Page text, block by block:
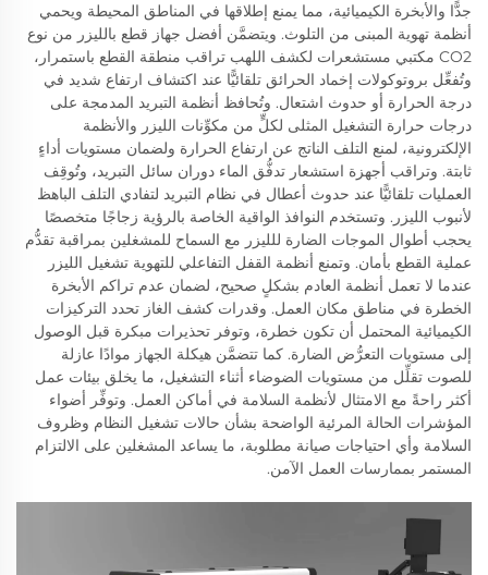
جدًّا والأبخرة الكيميائية، مما يمنع إطلاقها في المناطق المحيطة ويحمي
أنظمة تهوية المبنى من التلوث. ويتضمَّن أفضل جهاز قطع بالليزر من نوع
CO2 مكتبي مستشعرات لكشف اللهب تراقب منطقة القطع باستمرار،
وتُفعِّل بروتوكولات إخماد الحرائق تلقائيًّا عند اكتشاف ارتفاع شديد في
درجة الحرارة أو حدوث اشتعال. وتُحافظ أنظمة التبريد المدمجة على
درجات حرارة التشغيل المثلى لكلٍّ من مكوِّنات الليزر والأنظمة
الإلكترونية، لمنع التلف الناتج عن ارتفاع الحرارة ولضمان مستويات أداءٍ
ثابتة. وتراقب أجهزة استشعار تدفُّق الماء دوران سائل التبريد، وتُوقِف
العمليات تلقائيًّا عند حدوث أعطال في نظام التبريد لتفادي التلف الباهظ
لأنبوب الليزر. وتستخدم النوافذ الواقية الخاصة بالرؤية زجاجًا متخصصًا
يحجب أطوال الموجات الضارة للليزر مع السماح للمشغلين بمراقبة تقدُّم
عملية القطع بأمان. وتمنع أنظمة القفل التفاعلي للتهوية تشغيل الليزر
عندما لا تعمل أنظمة العادم بشكلٍ صحيح، لضمان عدم تراكم الأبخرة
الخطرة في مناطق مكان العمل. وقدرات كشف الغاز تحدد التركيزات
الكيميائية المحتمل أن تكون خطرة، وتوفر تحذيرات مبكرة قبل الوصول
إلى مستويات التعرُّض الضارة. كما تتضمَّن هيكلة الجهاز موادًا عازلة
للصوت تقلِّل من مستويات الضوضاء أثناء التشغيل، ما يخلق بيئات عمل
أكثر راحةً مع الامتثال لأنظمة السلامة في أماكن العمل. وتوفِّر أضواء
المؤشرات الحالة المرئية الواضحة بشأن حالات تشغيل النظام وظروف
السلامة وأي احتياجات صيانة مطلوبة، ما يساعد المشغلين على الالتزام
المستمر بممارسات العمل الآمن.